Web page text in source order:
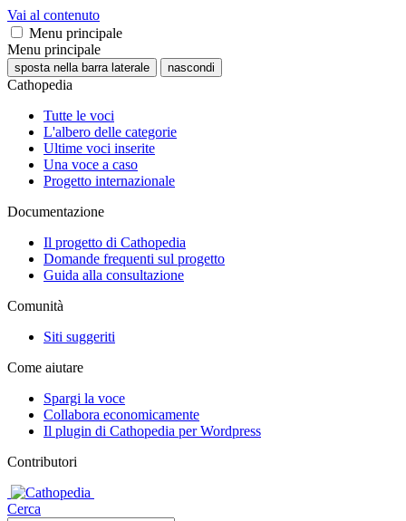
Vai al contenuto
Menu principale
Menu principale
sposta nella barra laterale nascondi
Cathopedia
Tutte le voci
L'albero delle categorie
Ultime voci inserite
Una voce a caso
Progetto internazionale
Documentazione
Il progetto di Cathopedia
Domande frequenti sul progetto
Guida alla consultazione
Comunità
Siti suggeriti
Come aiutare
Spargi la voce
Collabora economicamente
Il plugin di Cathopedia per Wordpress
Contributori
Cerca